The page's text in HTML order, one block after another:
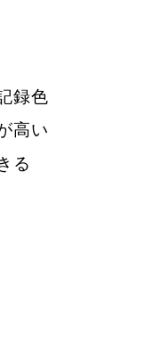
録色
高い
る